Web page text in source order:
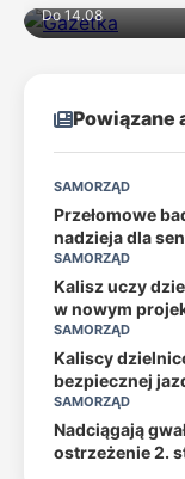
Do 14.08
Powiązane
SAMORZĄD
Przełomowe
nadzieja dla
SAMORZĄD
Kalisz uczy
w nowym
SAMORZĄD
Kaliscy
bezpiecznej
SAMORZĄD
Nadciągają
ostrzeżenie 2.